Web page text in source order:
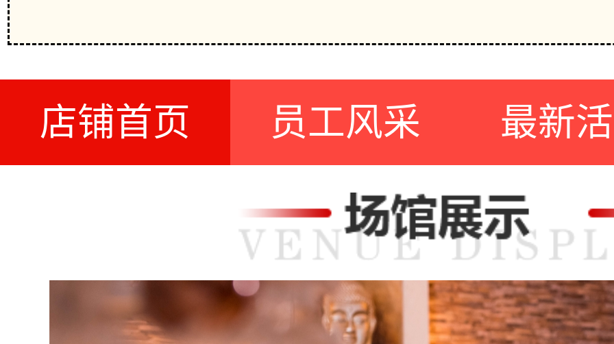
店铺首页 员工风采 最新